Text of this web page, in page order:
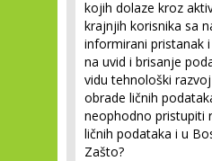
kojih dolaze kroz
krajnjih korisnika sa
informirani pristanak
na uvid i brisanje
vidu tehnološki
obrade ličnih
neophodno pristupiti
ličnih podataka i u
Zašto?